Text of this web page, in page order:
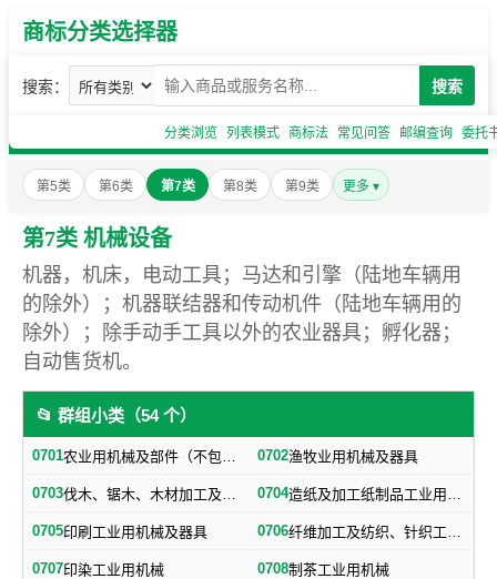
商标分类选择器
搜索： 搜索
分类浏览 列表模式 商标法 常见问答 邮编查询 委托
第5类 第6类 第7类 第8类 第9类 更多 ▾
第7类 机械设备
机器，机床，电动工具；马达和引擎（陆地车辆用
的除外）；机器联结器和传动机件（陆地车辆用的
除外）；除手动手工具以外的农业器具；孵化器；
自动售货机。
📂 群组小类（54 个）
0701 农业用机械及部件（不包括小农具） 0702渔牧业用机械及器具
0703 伐木、锯木、木材加工及火柴生产用机械及器具 0704 造纸及加工纸制品工业用机械及器具
0705印刷工业用机械及器具 0706 纤维加工及纺织、针织工业用机械及部件
0707印染工业用机械 0708制茶工业用机械